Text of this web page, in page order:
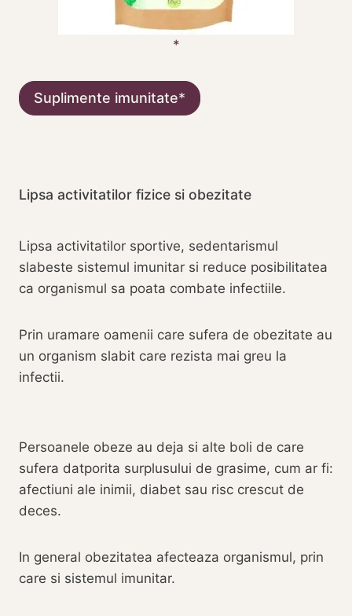
Suplimente imunitate
Lipsa activitatilor fizice si obezitate
Lipsa activitatilor sportive, sedentarismul
slabeste sistemul imunitar si reduce posibilitatea
ca organismul sa poata combate infectiile.
Prin uramare oamenii care sufera de obezitate au
un organism slabit care rezista mai greu la
infectii.
Persoanele obeze au deja si alte boli de care
sufera datporita surplusului de grasime, cum ar fi:
afectiuni ale inimii, diabet sau risc crescut de
deces.
In general obezitatea afecteaza organismul, prin
care si sistemul imunitar.